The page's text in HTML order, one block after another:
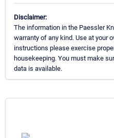
Disclaimer:
The information in the Paessler
warranty of any kind. Use at your
instructions please exercise
housekeeping. You must make
data is available.